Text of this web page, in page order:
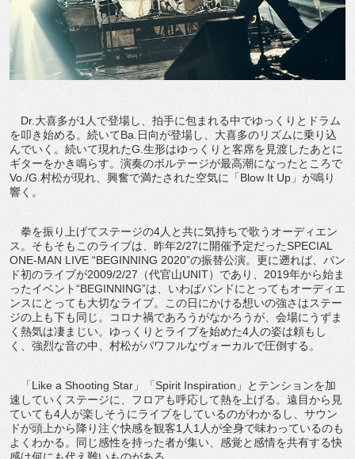
Dr.大喜多が1人で登場し、拍手に包まれる中でゆっくりとドラム
を叩き始める。続いてBa.日向が登場し、大喜多のリズムに乗り込
んでいく。続いて現れたG.生形はゆっくりと客席を見渡したあとに
ギターをかき鳴らす。演奏のボルテージが最高潮になったところで
Vo./G.村松が現れ、興奮で満たされた空気に「Blow It Up」が鳴り
響く。
拳を振り上げてステージの4人と共に気持ちで歌うオーディエン
ス。そもそもこのライブは、昨年2/27に開催予定だったSPECIAL
ONE-MAN LIVE “BEGINNING 2020”の振替公演。更に遡れば、バン
ド初のライブが2009/2/27（代官山UNIT）であり、2019年から始ま
ったイベント“BEGINNING”は、いわばバンドにとってもオーディエ
ンスにとっても大切なライブ。この日にかける想いの強さはステー
ジの上も下も同じ。コロナ禍であろうがなかろうが、会場にうずま
く熱気は凄まじい。ゆっくりとライブを始めた4人の姿は頼もし
く、強烈な音の中、村松がパワフルなヴォーカルで圧倒する。
「Like a Shooting Star」「Spirit Inspiration」とテンションを加
速していくステージに、フロアも呼応して熱を上げる。遠目から見
ていても4人が楽しそうにライブをしているのがわかるし、サウン
ドが頭上から降り注ぐ快感を観客1人1人が全身で味わっているのも
よくわかる。同じ感性を持った者が集い、感覚と感情を共有する快